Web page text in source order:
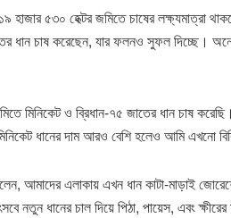
৫৩০ হেক্টর জমিতে চাষের লক্ষ্যমাত্রা
ধান চাষ করেছেন, যার ফলনও সুফল দিচ্ছে।
মিনিকেট ও ব্রিধান-৭৫ জাতের ধান চাষ
ধানের দাম আরও বেশি হলেও আমি এখনো
বলেন, আমাদের এলাকায় এখন ধান কাটা-মাড়াই
ধানের চাল দিয়ে পিঠা, পায়েস, এবং ক্ষীরের